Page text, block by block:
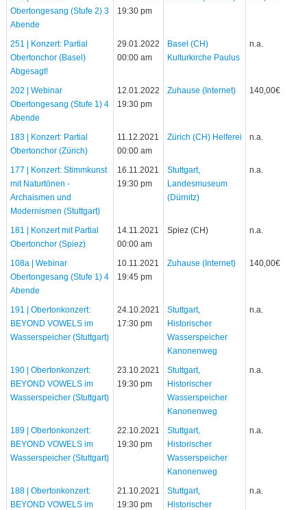
Obertongesang (Stufe 2) 3
Abende
19:30 pm
251 | Konzert: Partial
Obertonchor (Basel)
Abgesagt!
29.01.2022
00:00 am
Basel (CH)
Kulturkirche Paulus
n.a.
202 | Webinar
Obertongesang (Stufe 1) 4
Abende
12.01.2022
19:30 pm
Zuhause (Internet) 140,00€
183 | Konzert: Partial
Obertonchor (Zürich)
11.12.2021
00:00 am
Zürich (CH) Helferei n.a.
177 | Konzert: Stimmkunst
mit Naturtönen -
Archaismen und
Modernismen (Stuttgart)
16.11.2021
19:30 pm
Stuttgart,
Landesmuseum
(Dürnitz)
n.a.
181 | Konzert mit Partial
Obertonchor (Spiez)
14.11.2021
00:00 am
Spiez (CH) n.a.
108a | Webinar
Obertongesang (Stufe 1) 4
Abende
10.11.2021
19:45 pm
Zuhause (Internet) 140,00€
191 | Obertonkonzert:
BEYOND VOWELS im
Wasserspeicher (Stuttgart)
24.10.2021
17:30 pm
Stuttgart,
Historischer
Wasserspeicher
Kanonenweg
n.a.
190 | Obertonkonzert:
BEYOND VOWELS im
Wasserspeicher (Stuttgart)
23.10.2021
19:30 pm
Stuttgart,
Historischer
Wasserspeicher
Kanonenweg
n.a.
189 | Obertonkonzert:
BEYOND VOWELS im
Wasserspeicher (Stuttgart)
22.10.2021
19:30 pm
Stuttgart,
Historischer
Wasserspeicher
Kanonenweg
n.a.
188 | Obertonkonzert:
BEYOND VOWELS im
21.10.2021
19:30 pm
Stuttgart,
Historischer
n.a.